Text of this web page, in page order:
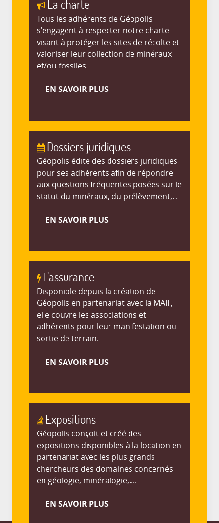
La charte
Tous les adhérents de Géopolis
s'engagent à respecter notre charte
visant à protéger les sites de récolte et
valoriser leur collection de minéraux
et/ou fossiles
EN SAVOIR PLUS
Dossiers juridiques
Géopolis édite des dossiers juridiques
pour ses adhérents afin de répondre
aux questions fréquentes posées sur le
statut du minéraux, du prélèvement,...
EN SAVOIR PLUS
L'assurance
Disponible depuis la création de
Géopolis en partenariat avec la MAIF,
elle couvre les associations et
adhérents pour leur manifestation ou
sortie de terrain.
EN SAVOIR PLUS
Expositions
Géopolis conçoit et créé des
expositions disponibles à la location en
partenariat avec les plus grands
chercheurs des domaines concernés
en géologie, minéralogie,....
EN SAVOIR PLUS